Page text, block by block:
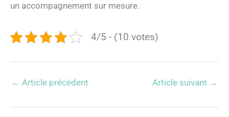
un accompagnement sur mesure.
4/5 - (10 votes)
← Article précédent Article suivant →